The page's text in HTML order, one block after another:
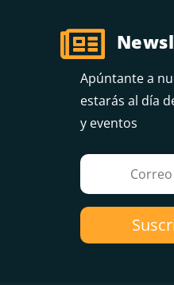

Apúntante a
estarás al día
y eventos